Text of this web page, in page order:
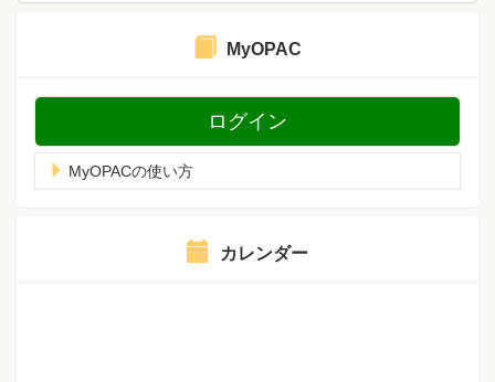
MyOPAC
ログイン
MyOPACの使い方
カレンダー